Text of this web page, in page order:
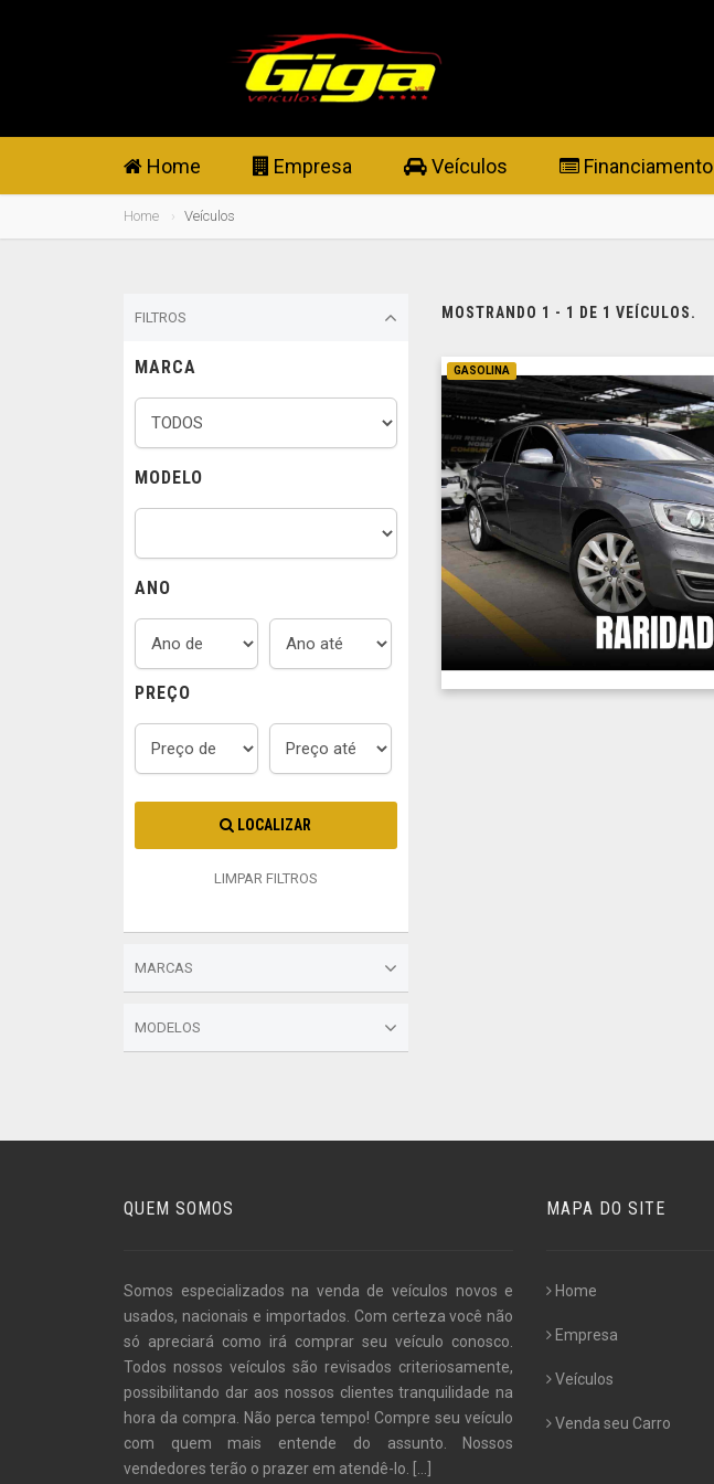
Home Empresa Veículos Financiamento
Home Veículos
FILTROS
MARCA
MODELO
ANO
PREÇO
LOCALIZAR
LIMPAR FILTROS
MARCAS
MODELOS
MOSTRANDO 1 - 1 DE 1 VEÍCULOS.
GASOLINA
QUEM SOMOS
Somos especializados na venda de veículos novos e
usados, nacionais e importados. Com certeza você não
só apreciará como irá comprar seu veículo conosco.
Todos nossos veículos são revisados criteriosamente,
possibilitando dar aos nossos clientes tranquilidade na
hora da compra. Não perca tempo! Compre seu veículo
com quem mais entende do assunto. Nossos
vendedores terão o prazer em atendê-lo.
MAPA DO SITE
Home
Empresa
Veículos
Venda seu Carro